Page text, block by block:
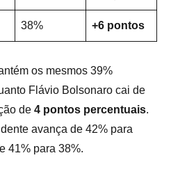
38% +6 pontos
os mesmos 39%
Flávio Bolsonaro cai de
de 4 pontos percentuais.
avança de 42% para
41% para 38%.